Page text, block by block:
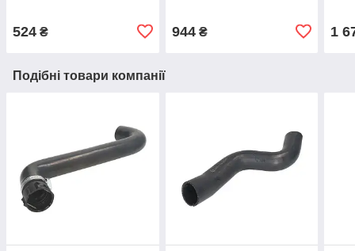
524 ₴ 944₴ 1
Подібні товари компанії